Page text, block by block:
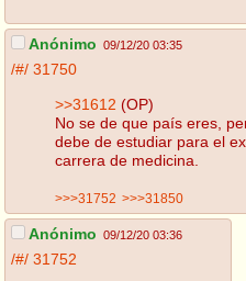
Anónimo 09/12/20 03:35
/#/ 31750
>>31612 (OP)
No se de que país eres,
debe de estudiar para el
carrera de medicina.
>>>31752 >>>31850
Anónimo 09/12/20 03:36
/#/ 31752